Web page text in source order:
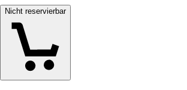
Nicht reservierbar